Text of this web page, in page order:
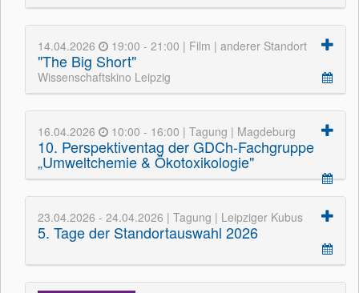
14.04.2026 19:00 - 21:00 | Film | anderer Standort
"The Big Short"
Wissenschaftskino Leipzig
16.04.2026 10:00 - 16:00 | Tagung | Magdeburg
10. Perspektiventag der GDCh-Fachgruppe
„Umweltchemie & Ökotoxikologie"
23.04.2026 - 24.04.2026 | Tagung | Leipziger Kubus
5. Tage der Standortauswahl 2026